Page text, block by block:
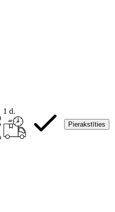
1 d.
Pierakstīties